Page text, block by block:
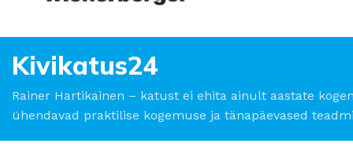
Kivikatus24
Rainer Hartikainen – katust ei ehita ainult aastate
ühendavad praktilise kogemuse ja tänapäevased